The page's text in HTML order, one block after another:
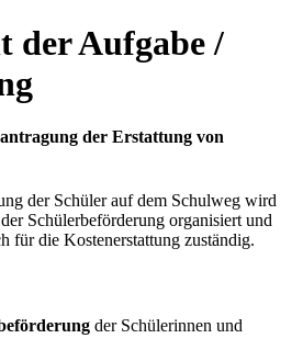
der Aufgabe /
der Erstattung von
der Schüler auf dem Schulweg wird
Schülerbeförderung organisiert und
für die Kostenerstattung zuständig.
der Schülerinnen und